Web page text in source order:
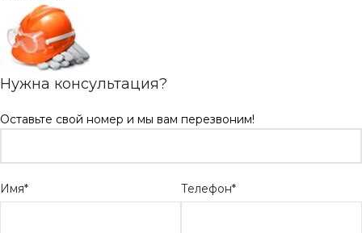
Нужна консультация?
Оставьте свой номер и мы вам перезвоним!
Имя* Телефон*